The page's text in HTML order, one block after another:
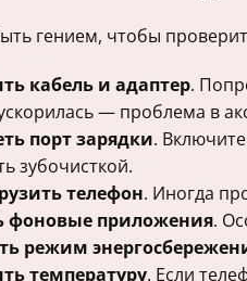
гением, чтобы
кабель и адаптер.
— проблема в
порт зарядки.
зубочисткой.
телефон. Иногда
фоновые приложения.
режим
температуру. Если